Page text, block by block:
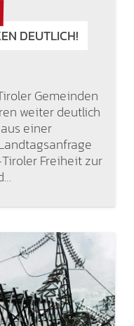
DEUTLICH!
Gemeinden
weiter deutlich
einer
Freiheit zur